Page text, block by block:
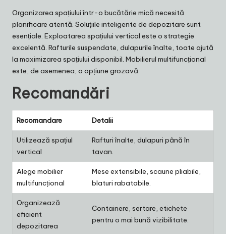
Organizarea spațiului într-o bucătărie mică necesită
planificare atentă. Soluțiile inteligente de depozitare sunt
esențiale. Exploatarea spațiului vertical este o strategie
excelentă. Rafturile suspendate, dulapurile înalte, toate ajută
la maximizarea spațiului disponibil. Mobilierul multifuncțional
este, de asemenea, o opțiune grozavă.
Recomandări
Recomandare Detalii
Utilizează spațiul
vertical
Rafturi înalte, dulapuri până în
tavan.
Alege mobilier
multifuncțional
Mese extensibile, scaune pliabile,
blaturi rabatabile.
Organizează
eficient
depozitarea
Containere, sertare, etichete
pentru o mai bună vizibilitate.